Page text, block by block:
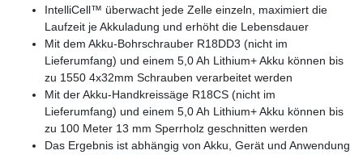
IntelliCell™ überwacht jede Zelle einzeln, maximiert die
Laufzeit je Akkuladung und erhöht die Lebensdauer
Mit dem Akku-Bohrschrauber R18DD3 (nicht im
Lieferumfang) und einem 5,0 Ah Lithium+ Akku können bis
zu 1550 4x32mm Schrauben verarbeitet werden
Mit der Akku-Handkreissäge R18CS (nicht im
Lieferumfang) und einem 5,0 Ah Lithium+ Akku können bis
zu 100 Meter 13 mm Sperrholz geschnitten werden
Das Ergebnis ist abhängig von Akku, Gerät und Anwendung